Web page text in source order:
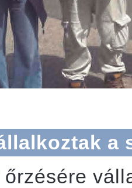
a
őrzésére